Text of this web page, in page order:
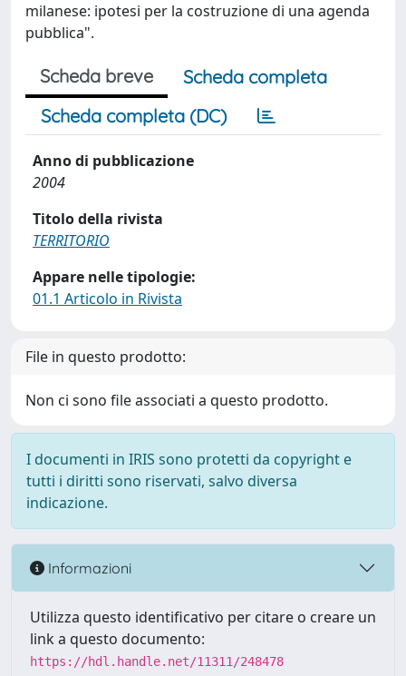
milanese: ipotesi per la costruzione di una agenda
pubblica".
Scheda breve
Scheda completa
Scheda completa (DC)
Anno di pubblicazione
2004
Titolo della rivista
TERRITORIO
Appare nelle tipologie:
01.1 Articolo in Rivista
File in questo prodotto:
Non ci sono file associati a questo prodotto.
I documenti in IRIS sono protetti da copyright e
tutti i diritti sono riservati, salvo diversa
indicazione.
Informazioni
Utilizza questo identificativo per citare o creare un
link a questo documento:
https://hdl.handle.net/11311/248478